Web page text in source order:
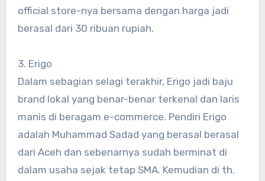
official store-nya bersama dengan harga jadi
berasal dari 30 ribuan rupiah.
3. Erigo
Dalam sebagian selagi terakhir, Erigo jadi baju
brand lokal yang benar-benar terkenal dan laris
manis di beragam e-commerce. Pendiri Erigo
adalah Muhammad Sadad yang berasal berasal
dari Aceh dan sebenarnya sudah berminat di
dalam usaha sejak tetap SMA. Kemudian di th.